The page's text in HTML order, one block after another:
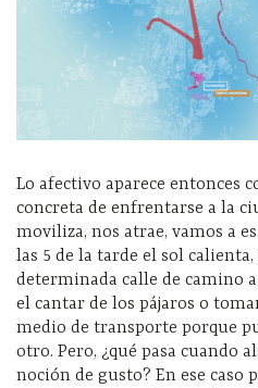
Lo afectivo aparece entonces
concreta de enfrentarse a la
moviliza, nos atrae, vamos a
las 5 de la tarde el sol
determinada calle de camino
el cantar de los pájaros o
medio de transporte porque
otro. Pero, ¿qué pasa cuando
noción de gusto? En ese caso